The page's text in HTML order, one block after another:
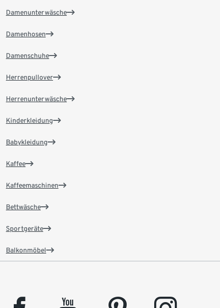
Damenunterwäsche
Damenhosen
Damenschuhe
Herrenpullover
Herrenunterwäsche
Kinderkleidung
Babykleidung
Kaffee
Kaffeemaschinen
Bettwäsche
Sportgeräte
Balkonmöbel